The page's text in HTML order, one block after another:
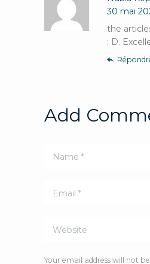
30 mai
the
: D.
Add
Your email address will not